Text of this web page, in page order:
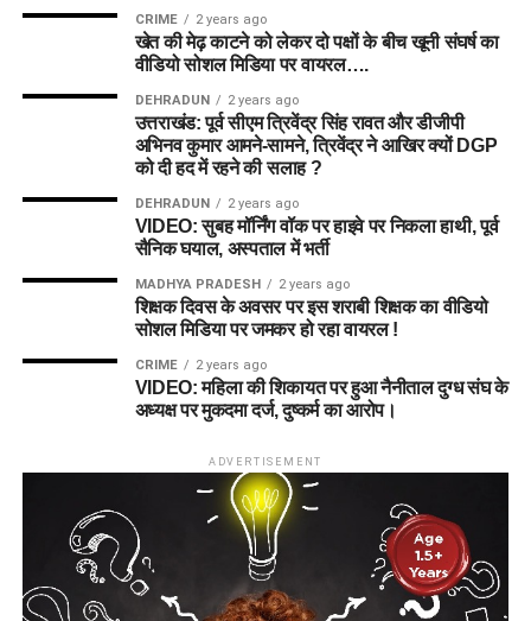
CRIME 2 years ago
खेत की मेढ़ काटने को लेकर दो पक्षों के बीच खूनी संघर्ष का
वीडियो सोशल मिडिया पर वायरल….
DEHRADUN 2 years ago
उत्तराखंड: पूर्व सीएम त्रिवेंद्र सिंह रावत और डीजीपी
अभिनव कुमार आमने-सामने, त्रिवेंद्र ने आखिर क्यों DGP
को दी हद में रहने की सलाह ?
DEHRADUN 2 years ago
VIDEO: सुबह मॉर्निंग वॉक पर हाइवे पर निकला हाथी, पूर्व
सैनिक घयाल, अस्पताल में भर्ती
MADHYA PRADESH 2 years ago
शिक्षक दिवस के अवसर पर इस शराबी शिक्षक का वीडियो
सोशल मिडिया पर जमकर हो रहा वायरल !
CRIME 2 years ago
VIDEO: महिला की शिकायत पर हुआ नैनीताल दुग्ध संघ के
अध्यक्ष पर मुकदमा दर्ज, दुष्कर्म का आरोप।
ADVERTISEMENT